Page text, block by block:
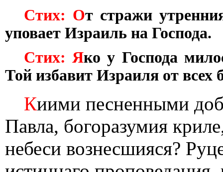
Стих: От стражи
уповает Израиль на Господа.
Стих: Яко у Господа
Той избавит Израиля от всех
Киими песненными
Павла, богоразумия
небеси вознесшияся?